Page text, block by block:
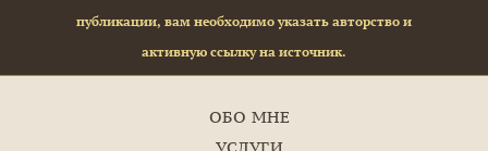
публикации, вам необходимо указать авторство и
активную ссылку на источник.
ОБО МНЕ